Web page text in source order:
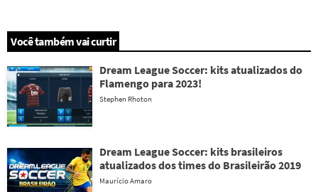
Você também vai curtir
Dream League Soccer: kits atualizados do
Flamengo para 2023!
Stephen Rhoton
Dream League Soccer: kits brasileiros
atualizados dos times do Brasileirão 2019
Maurício Amaro